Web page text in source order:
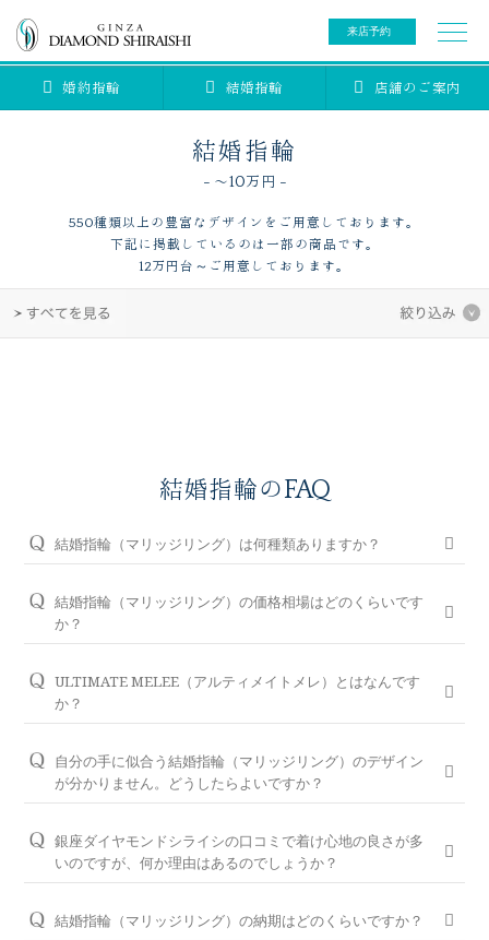
来店予約
婚約指輪 結婚指輪 店舗のご案内
0078-6000-5222
ブライダルリング
婚約指輪
エタニティリング
クローズアップ
プロポーズアイテム
ブライダルアイテム
ラブレタージュエリー
アニバーサリージュエリー
ダイヤモンド仕入れのこだわり
指輪の品質・特徴
お客様への想い
ブライダルリングへの想い
パーフェクトフィットカウンセリング
プロフェッショナルズ
シークレットストーン
レーザー刻印サービス
永久保証サービス
ニュース・フェア
店舗のご案内
よくあるご質問
リングコラム
結婚指輪
- 〜10万円 -
550種類以上の豊富なデザインをご用意しております。
下記に掲載しているのは一部の商品です。
12万円台～ご用意しております。
結婚指輪のFAQ
結婚指輪（マリッジリング）は何種類ありますか？
用意しております。シンプルからゴージャスまで、ふたりが永
く愛用できるように、流行にとらわれない、生涯に渡り飽きが
こないデザインを追求しております。
また、銀座ダイヤモンドシライシの特長とも言える美しいウェ
ーブラインは、流線型のフォルムをベースに指をより美しく見
せるよう開発されています。
「シークレットストーン」「レーザー刻印」など豊富なオプシ
ョンも組み合わせると数万通りのバリエーションから、生涯ご
愛用いただける、おふたりのだけのリングをお選び頂けます。
結婚指輪の閲覧人気ランキングはこちら
シークレットストーンについてはこちら
レーザー刻印についてはこちら
結婚指輪（マリッジリング）の価格相場はどのくらいです
か？
おります。
銀座ダイヤモンドシライシでは、デザイン、素材、オプション
つのオーダーシステムをご用意しております。
ご予算やおふたりの想いに寄り添いご提案しておりますので、
セミオーダー・フルオーダーシステムについてはこちら
ULTIMATE MELEE（アルティメイトメレ）とはなんです
か？
す。
銀座ダイヤモンドシライシでは、婚約指輪のセンターダイヤモ
（小さなダイヤモンド）にも輝きを証明し、ふたりに安心して
ほしいと考えてきました。その願いが叶い、輝きの証明書と共
に「ULTIMATE MELEE（アルティメイトメレ）」を取り扱っ
自分の手に似合う結婚指輪（マリッジリング）のデザイン
が分かりません。どうしたらよいですか？
お客様に寄り添いデザインし続けてきた銀座ダイヤモンドシラ
イシだからこそ、骨格×指輪診断で似合うと好きを同時に叶え
パーフェクトフィットカウンセリングは全店でお受けできます
銀座ダイヤモンドシライシの口コミで着け心地の良さが多
いのですが、何か理由はあるのでしょうか？
ることを考えて、リングの素材は歪みにくく傷つきにくい「ハ
結婚指輪（マリッジリング）の納期はどのくらいですか？